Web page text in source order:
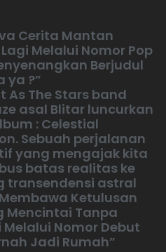
Cerita Mantan
Melalui Nomor Pop
Berjudul
ya ?”
As The Stars band
asal Blitar luncurkan
: Celestial
Sebuah perjalanan
yang mengajak kita
batas realitas ke
transendensi astral
Membawa Ketulusan
Mencintai Tanpa
Melalui Nomor Debut
Jadi Rumah”